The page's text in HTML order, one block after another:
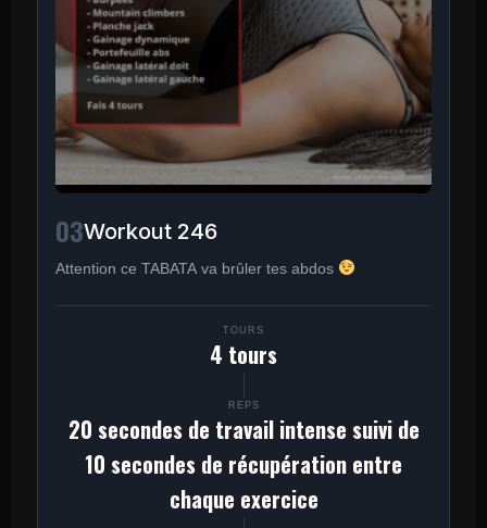
03Workout 246
Attention ce TABATA va brûler tes abdos
TOURS
4 tours
REPS
20 secondes de travail intense suivi de
10 secondes de récupération entre
chaque exercice